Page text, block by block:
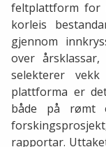
feltplattform for
korleis
gjennom
over
selekterer vekk
plattforma er
både på rømt
rapportar.